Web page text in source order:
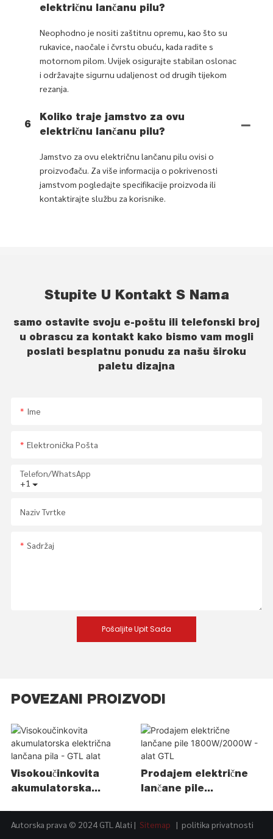
električnu lančanu pilu?
Neophodno je nositi zaštitnu opremu, kao što su
rukavice, naočale i čvrstu obuću, kada radite s
motornom pilom. Uvijek osigurajte stabilan oslonac
i održavajte sigurnu udaljenost od drugih tijekom
rezanja.
6
Koliko traje jamstvo za ovu
električnu lančanu pilu?
Jamstvo za ovu električnu lančanu pilu ovisi o
proizvođaču. Za više informacija o pokrivenosti
jamstvom pogledajte specifikacije proizvoda ili
kontaktirajte službu za korisnike.
Stupite U Kontakt S Nama
samo ostavite svoju e-poštu ili telefonski broj
u obrascu za kontakt kako bismo vam mogli
poslati besplatnu ponudu za našu široku
paletu dizajna
Ime
Elektronička Pošta
+1
Telefon/whatsApp
Naziv Tvrtke
Sadržaj
Pošaljite Upit Sada
POVEZANI PROIZVODI
Visokoučinkovita
akumulatorska
Prodajem električne
lančane pile
Autorska prava © 2024 GTL Alati | Sitemap | politika privatnosti